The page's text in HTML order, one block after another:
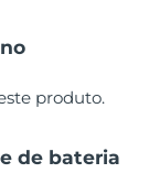
produto.
de bateria